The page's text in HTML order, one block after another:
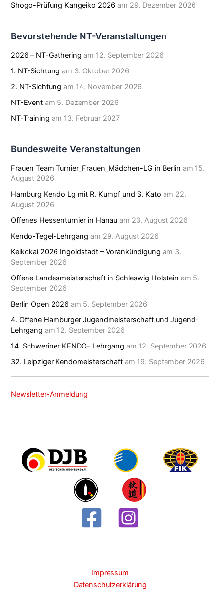
Shogo-Prüfung Kangeiko 2026 am 29. Dezember 2026
Bevorstehende NT-Veranstaltungen
2026 – NT-Gathering am 12. September 2026
1. NT-Sichtung am 3. Oktober 2026
2. NT-Sichtung am 14. November 2026
NT-Event am 5. Dezember 2026
NT-Training am 13. Februar 2027
Bundesweite Veranstaltungen
Frauen Team Turnier_Frauen_Mädchen-LG in Berlin am 15.
August 2026
Hamburg Kendo Lg mit R. Kumpf und S. Kato am 22.
August 2026
Offenes Hessenturnier in Hanau am 23. August 2026
Kendo-Tegel-Lehrgang am 29. August 2026
Keikokai 2026 Ingoldstadt – Vorankündigung am 3.
September 2026
Offene Landesmeisterschaft in Schleswig Holstein am 5.
September 2026
Berlin Open 2026 am 5. September 2026
4. Offene Hamburger Jugendmeisterschaft und Jugend-
Lehrgang am 12. September 2026
14. Schweriner KENDO- Lehrgang am 12. September 2026
32. Leipziger Kendomeisterschaft am 19. September 2026
Newsletter-Anmeldung
Impressum
Datenschutzerklärung